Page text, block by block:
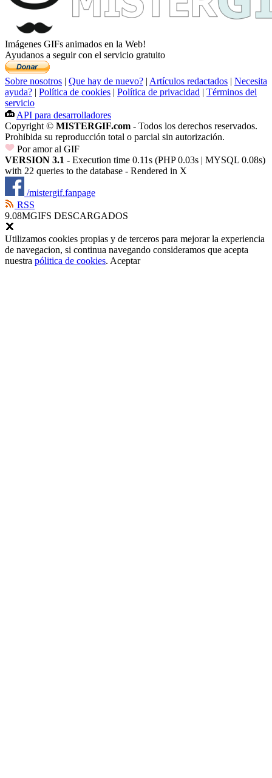
Imágenes GIFs animados en la Web!
Ayudanos a seguir con el servicio gratuito
Sobre nosotros | Que hay de nuevo? | Artículos redactados | Necesita
ayuda? | Política de cookies | Política de privacidad | Términos del
servicio
API para desarrolladores
Copyright © MISTERGIF.com - Todos los derechos reservados.
Prohibida su reproducción total o parcial sin autorización.
Por amor al GIF
VERSION 3.1 - Execution time 0.11s (PHP 0.03s | MYSQL 0.08s)
with 22 queries to the database - Rendered in X
/mistergif.fanpage
RSS
9.08MGIFS DESCARGADOS
Utilizamos cookies propias y de terceros para mejorar la experiencia
de navegacion, si continua navegando consideramos que acepta
nuestra pólitica de cookies. Aceptar